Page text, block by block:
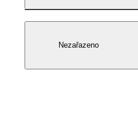
Nezařazeno